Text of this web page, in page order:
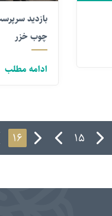
بازدید
چوب خزر
ادامه مطلب
۱۵ ۱۶